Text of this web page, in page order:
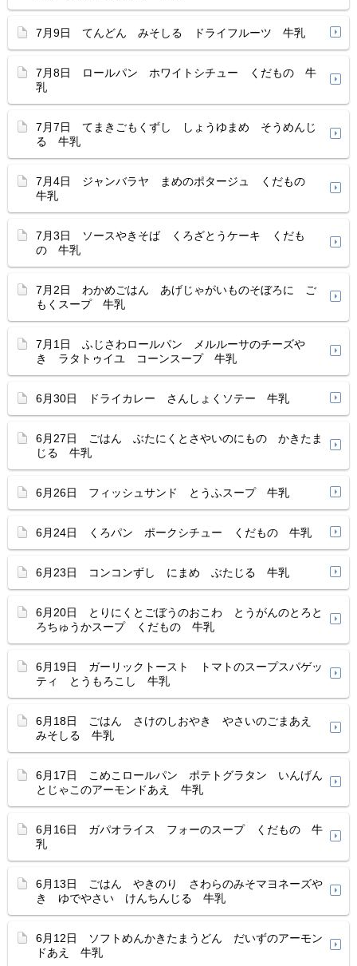
7月9日 てんどん みそしる ドライフルーツ 牛乳
7月8日 ロールパン ホワイトシチュー くだもの 牛
乳
7月7日 てまきごもくずし しょうゆまめ そうめんじ
る 牛乳
7月4日 ジャンバラヤ まめのポタージュ くだもの
牛乳
7月3日 ソースやきそば くろざとうケーキ くだも
の 牛乳
7月2日 わかめごはん あげじゃがいものそぼろに ご
もくスープ 牛乳
7月1日 ふじさわロールパン メルルーサのチーズや
き ラタトゥイユ コーンスープ 牛乳
6月30日 ドライカレー さんしょくソテー 牛乳
6月27日 ごはん ぶたにくとさやいのにもの かきたま
じる 牛乳
6月26日 フィッシュサンド とうふスープ 牛乳
6月24日 くろパン ポークシチュー くだもの 牛乳
6月23日 コンコンずし にまめ ぶたじる 牛乳
6月20日 とりにくとごぼうのおこわ とうがんのとろと
ろちゅうかスープ くだもの 牛乳
6月19日 ガーリックトースト トマトのスープスパゲッ
ティ とうもろこし 牛乳
6月18日 ごはん さけのしおやき やさいのごまあえ
みそしる 牛乳
6月17日 こめこロールパン ポテトグラタン いんげん
とじゃこのアーモンドあえ 牛乳
6月16日 ガパオライス フォーのスープ くだもの 牛
乳
6月13日 ごはん やきのり さわらのみそマヨネーズや
き ゆでやさい けんちんじる 牛乳
6月12日 ソフトめんかきたまうどん だいずのアーモン
ドあえ 牛乳